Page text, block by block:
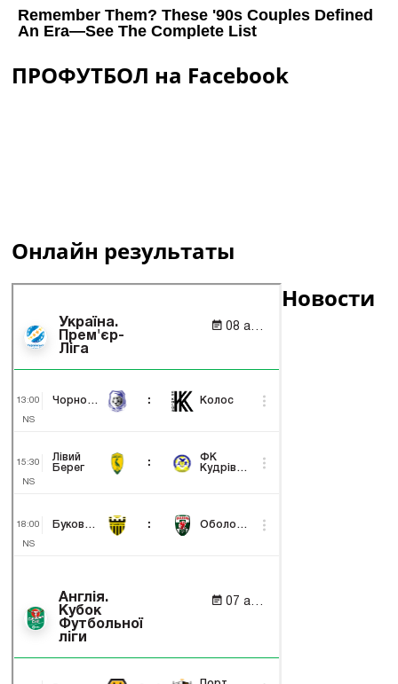
ПРОФУТБОЛ на Facebook
Онлайн результаты
Новости